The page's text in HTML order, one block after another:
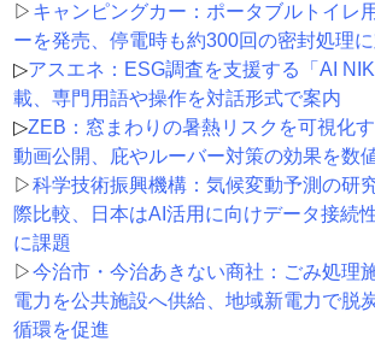
▷ キャンピングカー：ポータブルトイレ
ーを発売、停電時も約300回の密封処理
▷アスエネ：ESG調査を支援する「AI
載、専門用語や操作を対話形式で案内
▷ZEB：窓まわりの暑熱リスクを可視化
動画公開、庇やルーバー対策の効果を数
▷科学技術振興機構：気候変動予測の研
際比較、日本はAI活用に向けデータ接続
に課題
▷今治市・今治あきない商社：ごみ処理
電力を公共施設へ供給、地域新電力で脱
循環を促進